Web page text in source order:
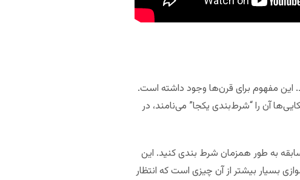
این مفهوم برای قرن‌ها وجود داشته است.
آن را “شرط‌بندی یکجا” می‌نامند، در
به طور همزمان شرط بندی کنید. این
بسیار بیشتر از آن چیزی است که انتظار